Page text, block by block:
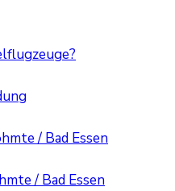
/ Bad Essen
/ Bad Essen